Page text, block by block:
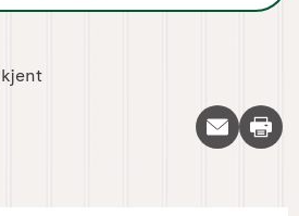
Skriv